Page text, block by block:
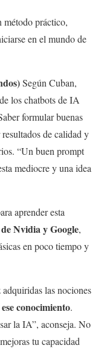
método práctico,
en el mundo de
Según Cuban,
los chatbots de IA
formular buenas
de calidad y
“Un buen prompt
mediocre y una idea
aprender esta
Nvidia y Google,
en poco tiempo y
las nociones
conocimiento.
la IA”, aconseja. No
tu capacidad